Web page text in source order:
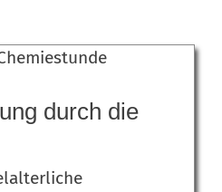
durch die